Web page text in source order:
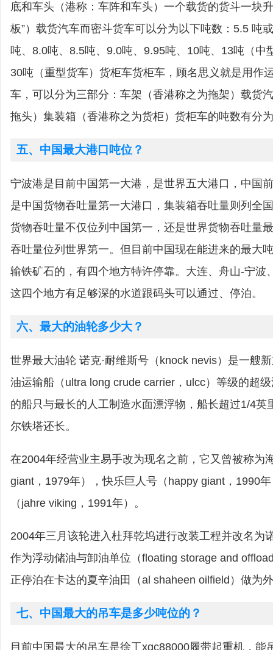
底和车头（港称：车阵和车头）一个载货的货斗一块
板”）载货汽车而密斗货车可以分为以下吨数：5.5 吨
吨、8.0吨、8.5吨、9.0吨、9.95吨、10吨、13吨（中
30吨（重型货车）货柜车货柜车，顾名思义就是用作
车，可以分为三部分：车架（香港称之为拖架）载货
拖头）集装箱（香港称之为货柜）货柜车的吨数有分
五、中国最大港口吨位？
宁波港是目前中国第一大港，是世界五大港口，中国
是中国货物吞吐量第一大港口，集装箱吞吐量则列全
货物吞吐量不仅位列中国第一，还是世界货物吞吐量
吞吐量位列世界第一。但目前中国现在能进来的最大
输铁矿石的，有四个地方特许停靠。大连、舟山-宁波
这四个地方有足够深的水道跟码头可以通过、停泊。
六、最大的油轮多少大？
世界最大油轮 诺克·耐维斯号（knock nevis）是一艘
油运输船（ultra long crude carrier，ulcc）等级的超
的船只与最长的人工制造水面漂浮物，船长超过1/4英
尔铁塔还长。
在2004年经营业主易手改为现名之前，它又曾被称为
giant，1979年），快乐巨人号（happy giant，1990
（jahre viking，1991年）。
2004年三月该轮进入杜拜乾坞进行改装工程并改名为
作为浮动储油与卸油单位（floating storage and
正停泊在卡达的夏辛油田（al shaheen oilfield）做为
七、中国最大的吊车是多少吨位的？
目前中国最大的吊车是徐工xgc88000履带起重机，能